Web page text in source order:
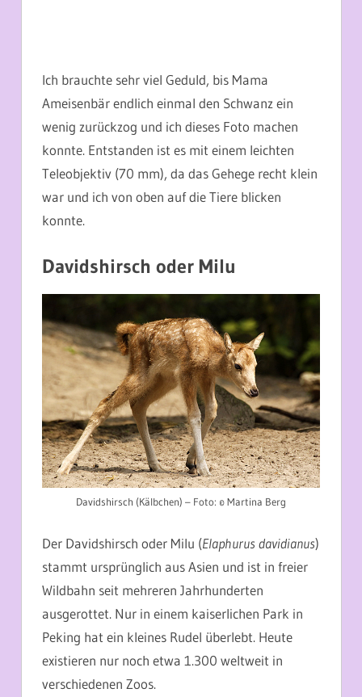
Ich brauchte sehr viel Geduld, bis Mama
Ameisenbär endlich einmal den Schwanz ein
wenig zurückzog und ich dieses Foto machen
konnte. Entstanden ist es mit einem leichten
Teleobjektiv (70 mm), da das Gehege recht klein
war und ich von oben auf die Tiere blicken
konnte.
Davidshirsch oder Milu
Davidshirsch (Kälbchen) – Foto: © Martina Berg
Der Davidshirsch oder Milu (Elaphurus davidianus)
stammt ursprünglich aus Asien und ist in freier
Wildbahn seit mehreren Jahrhunderten
ausgerottet. Nur in einem kaiserlichen Park in
Peking hat ein kleines Rudel überlebt. Heute
existieren nur noch etwa 1.300 weltweit in
verschiedenen Zoos.